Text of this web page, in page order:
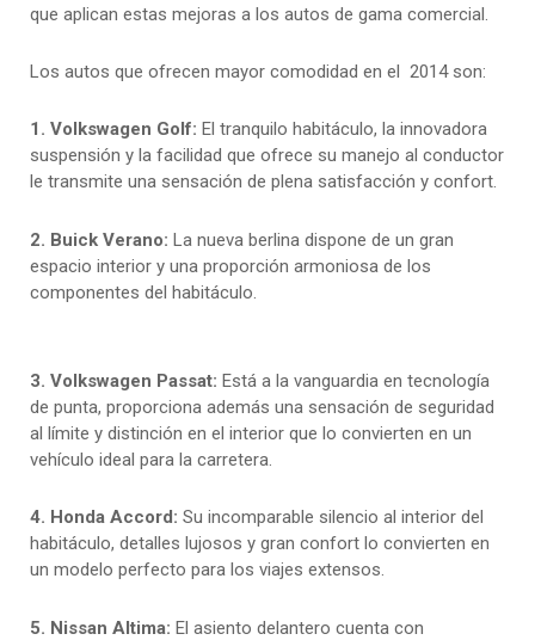
que aplican estas mejoras a los autos de gama comercial.
Los autos que ofrecen mayor comodidad en el 2014 son:
1. Volkswagen Golf: El tranquilo habitáculo, la innovadora
suspensión y la facilidad que ofrece su manejo al conductor
le transmite una sensación de plena satisfacción y confort.
2. Buick Verano: La nueva berlina dispone de un gran
espacio interior y una proporción armoniosa de los
componentes del habitáculo.
3. Volkswagen Passat: Está a la vanguardia en tecnología
de punta, proporciona además una sensación de seguridad
al límite y distinción en el interior que lo convierten en un
vehículo ideal para la carretera.
4. Honda Accord: Su incomparable silencio al interior del
habitáculo, detalles lujosos y gran confort lo convierten en
un modelo perfecto para los viajes extensos.
5. Nissan Altima: El asiento delantero cuenta con